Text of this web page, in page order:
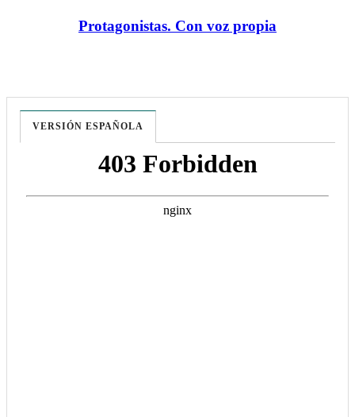
Protagonistas. Con voz propia
VERSIÓN ESPAÑOLA